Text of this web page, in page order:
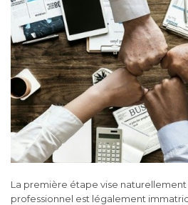
La première étape vise naturellement
professionnel est légalement